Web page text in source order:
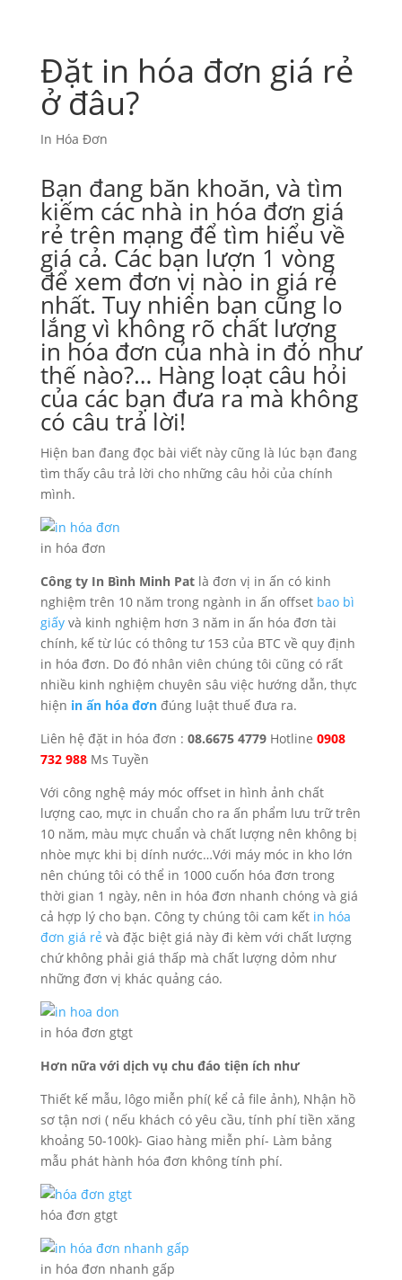
Đặt in hóa đơn giá rẻ
ở đâu?
In Hóa Đơn
Bạn đang băn khoăn, và tìm
kiếm các nhà in hóa đơn giá
rẻ trên mạng để tìm hiểu về
giá cả. Các bạn lượn 1 vòng
để xem đơn vị nào in giá rẻ
nhất. Tuy nhiên bạn cũng lo
lắng vì không rõ chất lượng
in hóa đơn của nhà in đó như
thế nào?… Hàng loạt câu hỏi
của các bạn đưa ra mà không
có câu trả lời!
Hiện ban đang đọc bài viết này cũng là lúc bạn đang
tìm thấy câu trả lời cho những câu hỏi của chính
mình.
in hóa đơn
Công ty In Bình Minh Patlà đơn vị in ấn có kinh
nghiệm trên 10 năm trong ngành in ấn offset bao bì
giấyvà kinh nghiệm hơn 3 năm in ấn hóa đơn tài
chính, kế từ lúc có thông tư 153 của BTC về quy định
in hóa đơn. Do đó nhân viên chúng tôi cũng có rất
nhiều kinh nghiệm chuyên sâu việc hướng dẫn, thực
hiện in ấn hóa đơnđúng luật thuế đưa ra.
Liên hệ đặt in hóa đơn : 08.6675 4779Hotline 0908
732 988Ms Tuyền
Với công nghệ máy móc offset in hình ảnh chất
lượng cao, mực in chuẩn cho ra ấn phẩm lưu trữ trên
10 năm, màu mực chuẩn và chất lượng nên không bị
nhòe mực khi bị dính nước…Với máy móc in kho lớn
nên chúng tôi có thể in 1000 cuốn hóa đơn trong
thời gian 1 ngày, nên in hóa đơn nhanh chóng và giá
cả hợp lý cho bạn. Công ty chúng tôi cam kếtin hóa
đơn giá rẻ và đặc biệt giá này đi kèm với chất lượng
chứ không phải giá thấp mà chất lượng dỏm như
những đơn vị khác quảng cáo.
in hóa đơn gtgt
Hơn nữa với dịch vụ chu đáo tiện ích như
Thiết kế mẫu, lôgo miễn phí( kể cả file ảnh), Nhận hồ
sơ tận nơi ( nếu khách có yêu cầu, tính phí tiền xăng
khoảng 50-100k)- Giao hàng miễn phí- Làm bảng
mẫu phát hành hóa đơn không tính phí.
hóa đơn gtgt
in hóa đơn nhanh gấp